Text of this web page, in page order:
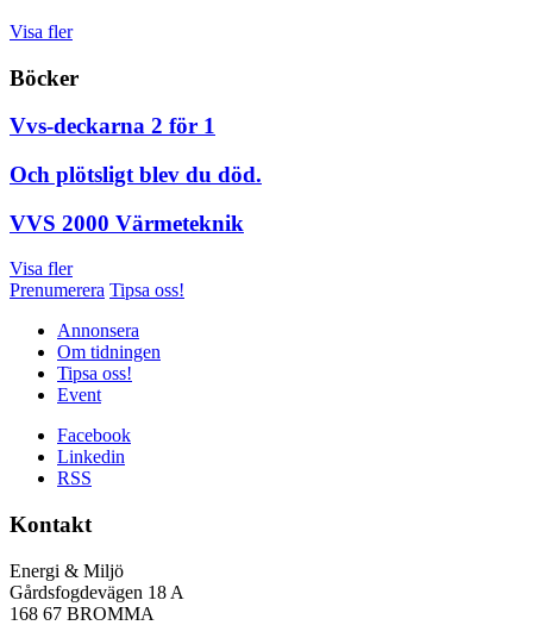
Visa fler
Böcker
Vvs-deckarna 2 för 1
Och plötsligt blev du död.
VVS 2000 Värmeteknik
Visa fler
Prenumerera Tipsa oss!
Annonsera
Om tidningen
Tipsa oss!
Event
Facebook
Linkedin
RSS
Kontakt
Energi & Miljö
Gårdsfogdevägen 18 A
168 67 BROMMA